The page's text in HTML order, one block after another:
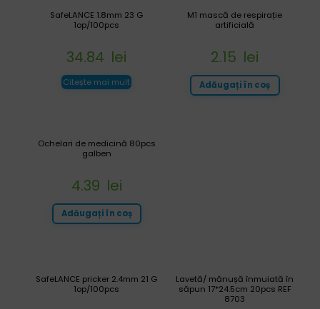
M1 mască de respirație
artificială
2.15 lei
Adăugați în coș
SafeLANCE 1.8mm 23 G
1op/100pcs
34.84 lei
Citește mai mult
Ochelari de medicină 80pcs
galben
4.39 lei
Adăugați în coș
Lavetă/ mănușă înmuiată în
săpun 17*24.5cm 20pcs REF
8703
SafeLANCE pricker 2.4mm 21 G
1op/100pcs